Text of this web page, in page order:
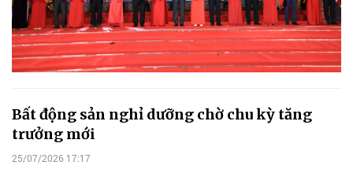
Bất động sản nghỉ dưỡng chờ chu kỳ tăng
trưởng mới
25/07/2026 17:17